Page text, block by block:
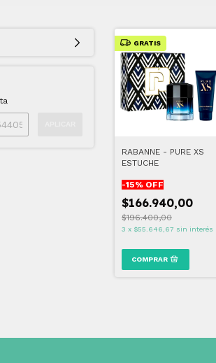
GRATIS
RABANNE - PURE XS
ESTUCHE
-15% OFF
$166.940,00
$196.400,00
3 x $55.646,67 sin interés